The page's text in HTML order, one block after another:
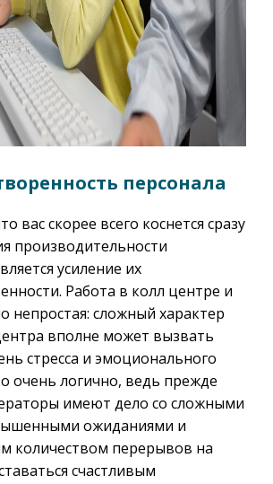
персонала
вас скорее всего коснется сразу
производительности
усиление их
Работа в колл центре и
непростая: сложный характер
вполне может вызвать
стресса и эмоционального
очень логично, ведь прежде
имеют дело со сложными
ожиданиями и
количеством перерывов на
счастливым